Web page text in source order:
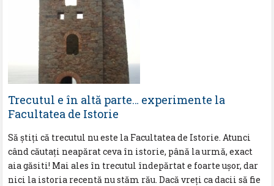
Trecutul e în altă parte… experimente la
Facultatea de Istorie
Să știţi că trecutul nu este la Facultatea de Istorie. Atunci
când căutaţi neapărat ceva în istorie, până la urmă, exact
aia găsiti! Mai ales în trecutul îndepărtat e foarte ușor, dar
nici la istoria recentă nu stăm rău. Dacă vreţi ca dacii să fie